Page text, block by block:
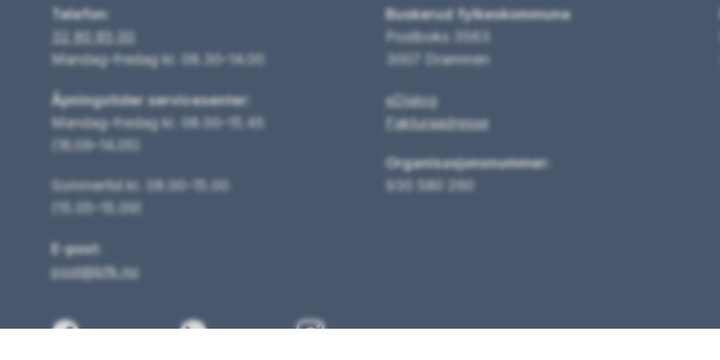
Telefon:
32 80 85 00
Mandag–fredag kl. 08.30–14.00
Åpningstider servicesenter:
Mandag–fredag kl. 08.00–15.45
(16.09–14.05)
Sommertid kl. 08.00–15.00
(15.05–15.09)
E-post:
post@bfk.no
Buskerud fylkeskommune
Postboks 3563
3007 Drammen
eDialog
Fakturaadresse
Organisasjonsnummer:
930 580 260
Facebook LinkedIn Instagram